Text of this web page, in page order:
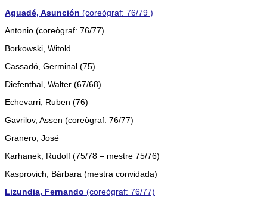
Aguadé, Asunción (coreògraf: 76/79 )
Antonio (coreògraf: 76/77)
Borkowski, Witold
Cassadó, Germinal (75)
Diefenthal, Walter (67/68)
Echevarri, Ruben (76)
Gavrilov, Assen (coreògraf: 76/77)
Granero, José
Karhanek, Rudolf (75/78 – mestre 75/76)
Kasprovich, Bárbara (mestra convidada)
Lizundia, Fernando (coreògraf: 76/77)